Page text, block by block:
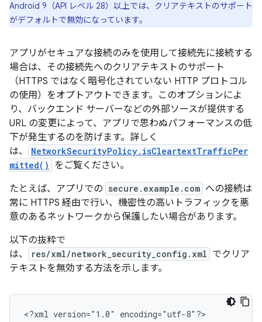
Android 9（API レベル 28）以上では、クリアテキストのサポート
がデフォルトで無効になっています。
アプリがセキュアな接続のみを使用して接続先に接続する
場合は、その接続先へのクリアテキストのサポート
（HTTPS ではなく暗号化されていない HTTP プロトコル
の使用）をオプトアウトできます。このオプションによ
り、バックエンド サーバーなどの外部ソースが提供する
URL の変更によって、アプリで思わぬパフォーマンスの低
下が発生するのを防げます。詳しく
は、
NetworkSecurityPolicy.isCleartextTrafficPer
mitted()
をご覧ください。
たとえば、アプリでの secure.example.com への接続は
常に HTTPS 経由で行い、機密性の高いトラフィックを悪
意のあるネットワークから保護したい場合があります。
以下の抜粋で
は、
res/xml/network_security_config.xml でクリア
テキストを無効する方法を示します。
<?xml version="1.0"
encoding="utf-8"?>